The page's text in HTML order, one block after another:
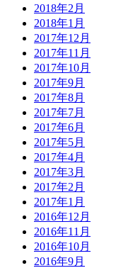
2018年2月
2018年1月
2017年12月
2017年11月
2017年10月
2017年9月
2017年8月
2017年7月
2017年6月
2017年5月
2017年4月
2017年3月
2017年2月
2017年1月
2016年12月
2016年11月
2016年10月
2016年9月